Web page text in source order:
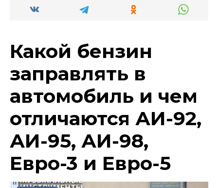
Какой бензин
заправлять в
автомобиль и чем
отличаются АИ-92,
АИ-95, АИ-98,
Евро-3 и Евро-5